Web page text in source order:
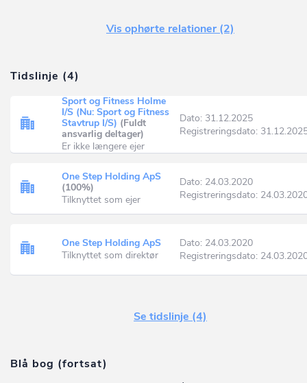
Vis ophørte relationer (2)
Tidslinje (4)
Sport og Fitness Holme
I/S (Nu: Sport og Fitness
Stavtrup I/S) (Fuldt
ansvarlig deltager)
Er ikke længere ejer
Dato: 31.12.2025
Registreringsdato:
One Step Holding ApS
(100%)
Tilknyttet som ejer
Dato: 24.03.2020
Registreringsdato:
One Step Holding ApS
Tilknyttet som direktør
Dato: 24.03.2020
Registreringsdato:
Se tidslinje (4)
Blå bog (fortsat)